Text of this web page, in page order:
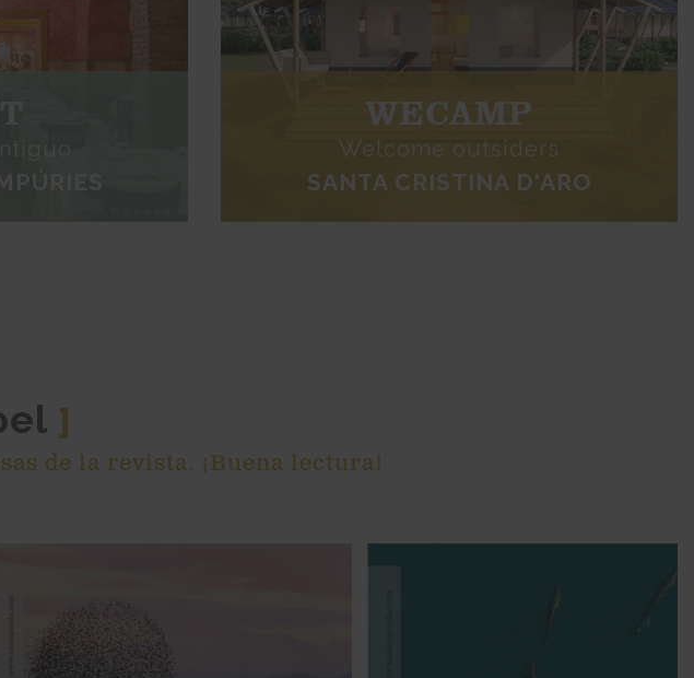
WECAMP
Welcome outsiders
SANTA CRISTINA D'ARO
]
de la revista. ¡Buena lectura!